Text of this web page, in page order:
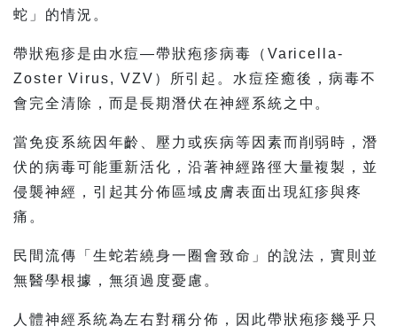
蛇」的情況。
帶狀疱疹是由水痘—帶狀疱疹病毒（Varicella-
Zoster Virus, VZV）所引起。水痘痊癒後，病毒不
會完全清除，而是長期潛伏在神經系統之中。
當免疫系統因年齡、壓力或疾病等因素而削弱時，潛
伏的病毒可能重新活化，沿著神經路徑大量複製，並
侵襲神經，引起其分佈區域皮膚表面出現紅疹與疼
痛。
民間流傳「生蛇若繞身一圈會致命」的說法，實則並
無醫學根據，無須過度憂慮。
人體神經系統為左右對稱分佈，因此帶狀疱疹幾乎只